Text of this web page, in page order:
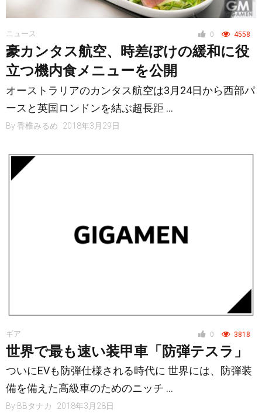
0 4558
ニュース
豪カンタス航空、時差ぼけの緩和に役
立つ機内食メニューを公開
オーストラリアのカンタス航空は3月24日から西部パ
ースと英国ロンドンを結ぶ超長距 …
By 香椎みるめ 2018年3月29日
0 3818
ギア
世界で最も速い装甲車「防弾テスラ」
ついにEVも防弾仕様される時代に 世界には、防弾装
備を備えた高級車のためのニッチ …
By BBタナカ 2018年3月28日